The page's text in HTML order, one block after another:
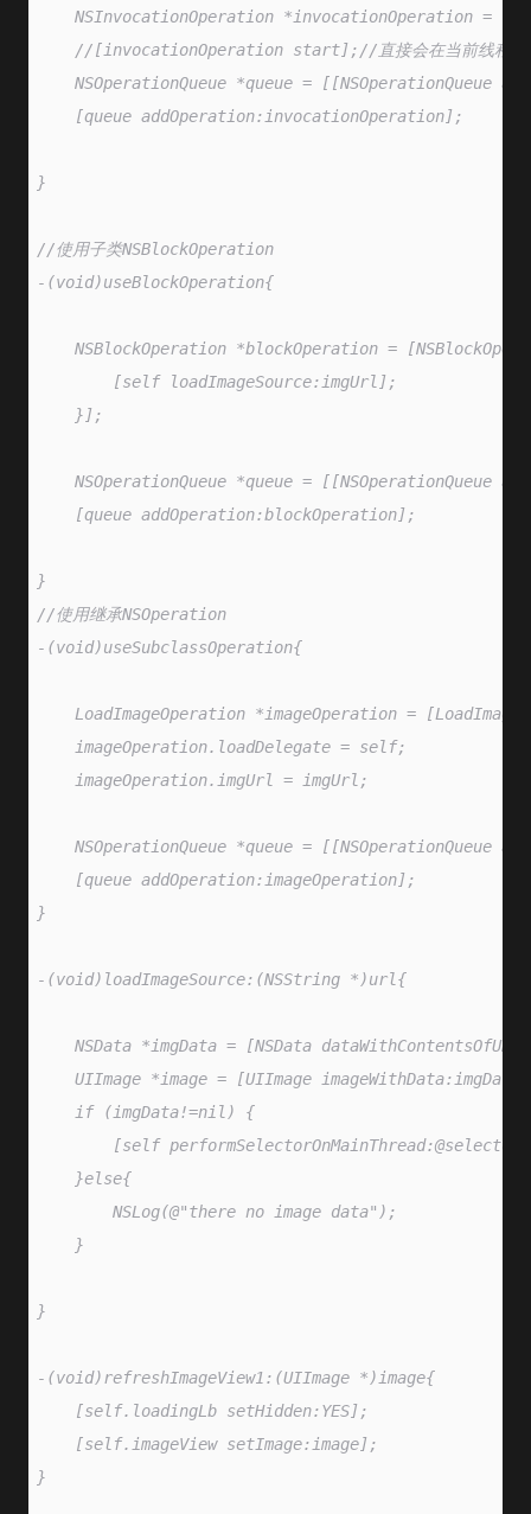
NSInvocationOperation *invocationOperation =
//[invocationOperation start];//直接会在当前线程主
NSOperationQueue *queue = [[NSOperationQueue
    [queue addOperation:invocationOperation];
}
//使用子类NSBlockOperation
-(void)useBlockOperation{
NSBlockOperation *blockOperation =
        [self loadImageSource:imgUrl];
    }];
NSOperationQueue *queue = [[NSOperationQueue
    [queue addOperation:blockOperation];
}
//使用继承NSOperation
-(void)useSubclassOperation{
LoadImageOperation *imageOperation =
    imageOperation.loadDelegate = self;
    imageOperation.imgUrl = imgUrl;
NSOperationQueue *queue = [[NSOperationQueue
    [queue addOperation:imageOperation];
}
-(void)loadImageSource:(NSString *)url{
NSData *imgData = [NSData
UIImage *image = [UIImage
    if (imgData!=nil) {
[self
    }else{
        NSLog(@"there no image data");
    }
}
-(void)refreshImageView1:(UIImage *)image{
    [self.loadingLb setHidden:YES];
    [self.imageView setImage:image];
}